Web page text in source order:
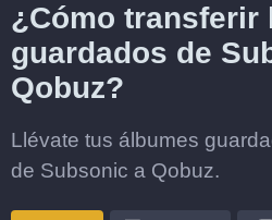
¿Cómo transferir
guardados de
Qobuz?
Llévate tus álbumes
de Subsonic a Qobuz.